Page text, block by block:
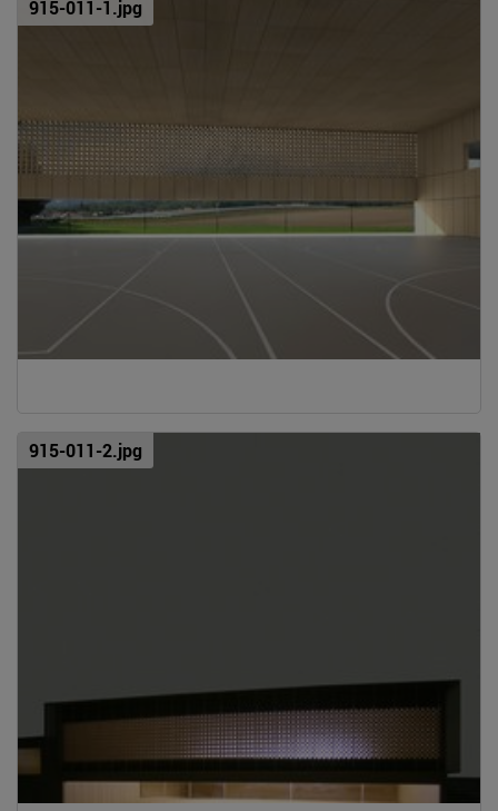
915-011-1.jpg
915-011-2.jpg